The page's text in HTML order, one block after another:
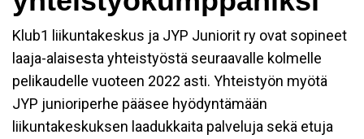
Klub1 liikuntakeskus ja JYP Juniorit ry ovat sopineet
laaja-alaisesta yhteistyöstä seuraavalle kolmelle
pelikaudelle vuoteen 2022 asti. Yhteistyön myötä
JYP junioriperhe pääsee hyödyntämään
liikuntakeskuksen laadukkaita palveluja sekä etuja